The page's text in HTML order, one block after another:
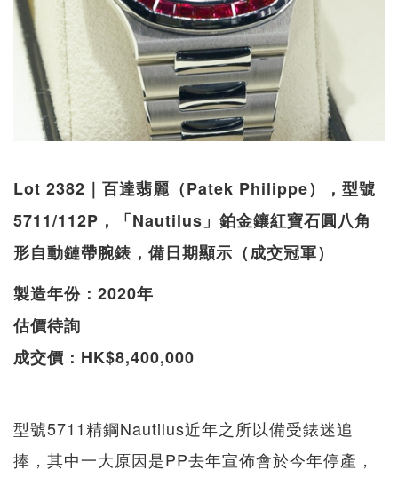
Lot 2382｜百達翡麗（Patek Philippe），型號
5711/112P，「Nautilus」鉑金鑲紅寶石圓八角
形自動鏈帶腕錶，備日期顯示（成交冠軍）
製造年份：2020年
估價待詢
成交價：HK$8,400,000
型號5711精鋼Nautilus近年之所以備受錶迷追
捧，其中一大原因是PP去年宣佈會於今年停產，